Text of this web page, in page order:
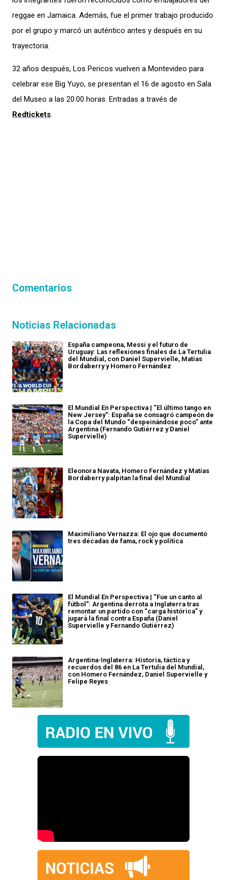
reggae en Jamaica. Además, fue el primer trabajo producido
por el grupo y marcó un auténtico antes y después en su
trayectoria.
32 años después, Los Pericos vuelven a Montevideo para
celebrar ese Big Yuyo, se presentan el 16 de agosto en Sala
del Museo a las 20:00 horas. Entradas a través de
Redtickets.
Comentarios
Noticias Relacionadas
España campeona, Messi y el futuro de
Uruguay: Las reflexiones finales de La Tertulia
del Mundial, con Daniel Supervielle, Matías
Bordaberry y Homero Fernández
El Mundial En Perspectiva | “El último tango en
New Jersey”: España se consagró campeón de
la Copa del Mundo “despeinándose poco” ante
Argentina (Fernando Gutiérrez y Daniel
Supervielle)
Eleonora Navata, Homero Fernández y Matías
Bordaberry palpitan la final del Mundial
Maximiliano Vernazza: El ojo que documentó
tres décadas de fama, rock y política
El Mundial En Perspectiva | “Fue un canto al
fútbol”: Argentina derrota a Inglaterra tras
remontar un partido con “carga histórica” y
jugará la final contra España (Daniel
Supervielle y Fernando Gutiérrez)
Argentina-Inglaterra: Historia, táctica y
recuerdos del 86 en La Tertulia del Mundial,
con Homero Fernández, Daniel Supervielle y
Felipe Reyes